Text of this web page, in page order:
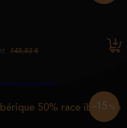
145,83 €
50% race ibérique
-15 %